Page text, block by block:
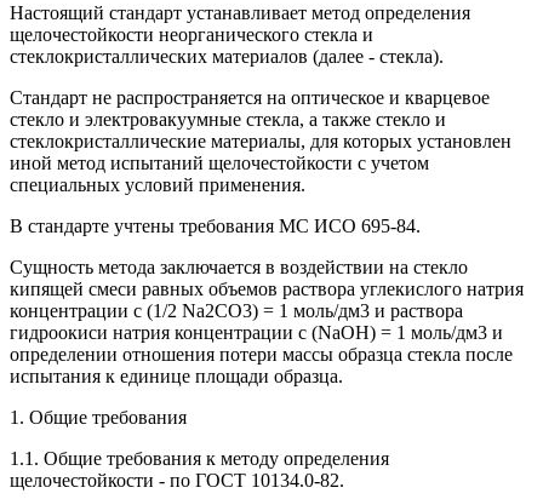
Настоящий стандарт устанавливает метод определения
щелочестойкости неорганического стекла и
стеклокристаллических материалов (далее - стекла).
Стандарт не распространяется на оптическое и кварцевое
стекло и электровакуумные стекла, а также стекло и
стеклокристаллические материалы, для которых установлен
иной метод испытаний щелочестойкости с учетом
специальных условий применения.
В стандарте учтены требования МС ИСО 695-84.
Сущность метода заключается в воздействии на стекло
кипящей смеси равных объемов раствора углекислого натрия
концентрации с (1/2 Na2CO3) = 1 моль/дм3 и раствора
гидроокиси натрия концентрации с (NaOH) = 1 моль/дм3 и
определении отношения потери массы образца стекла после
испытания к единице площади образца.
1. Общие требования
1.1. Общие требования к методу определения
щелочестойкости - по ГОСТ 10134.0-82.